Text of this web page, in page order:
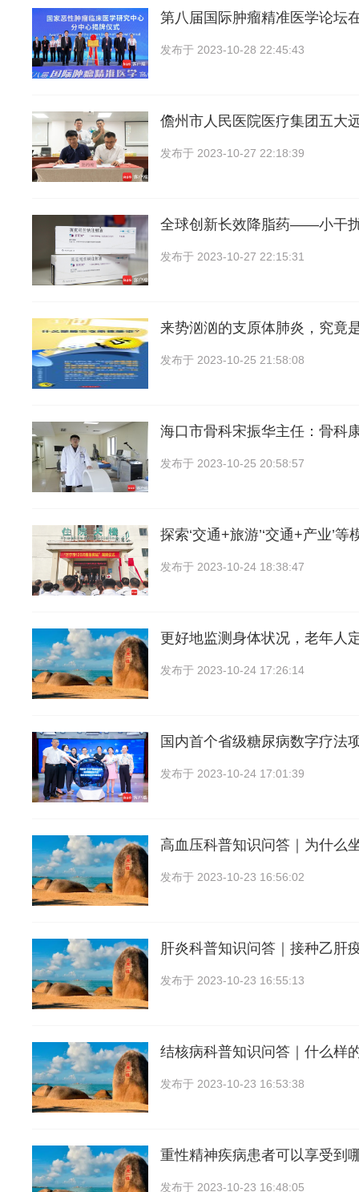
第八届国际肿瘤精准医学论坛
发布于 2023-10-28 22:45:43
儋州市人民医院医疗集团五大
发布于 2023-10-27 22:18:39
全球创新长效降脂药——小干
发布于 2023-10-27 22:15:31
来势汹汹的支原体肺炎，究竟
发布于 2023-10-25 21:58:08
海口市骨科宋振华主任：骨科
发布于 2023-10-25 20:58:57
探索‘交通+旅游’‘交通+产业’等
发布于 2023-10-24 18:38:47
更好地监测身体状况，老年人
发布于 2023-10-24 17:26:14
国内首个省级糖尿病数字疗法
发布于 2023-10-24 17:01:39
高血压科普知识问答｜为什么
发布于 2023-10-23 16:56:02
肝炎科普知识问答｜接种乙肝
发布于 2023-10-23 16:55:13
结核病科普知识问答｜什么样
发布于 2023-10-23 16:53:38
重性精神疾病患者可以享受到
发布于 2023-10-23 16:48:05